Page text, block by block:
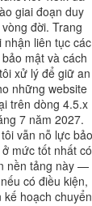
giai đoạn duy
đời. Trang
nhận liên tục các
mật và cách
xử lý để giữ an
những website
trên dòng 4.5.x
7 năm 2027.
vẫn nỗ lực bảo
mức tốt nhất có
nền tảng này —
có điều kiện,
kế hoạch chuyển